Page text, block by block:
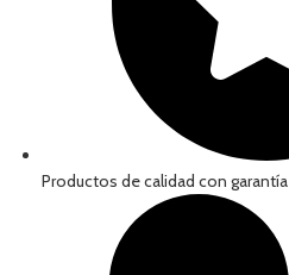
Productos de calidad con garantía